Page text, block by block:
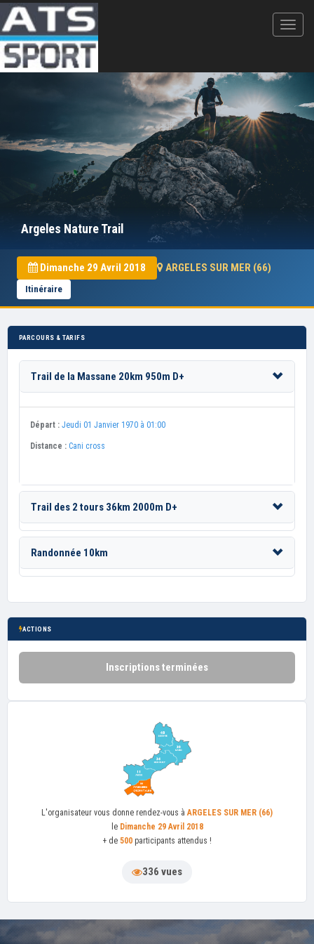
Argeles Nature Trail
Dimanche 29 Avril 2018 ARGELES SUR MER (66)
Itinéraire
PARCOURS & TARIFS
Trail de la Massane 20km 950m D+
Départ : Jeudi 01 Janvier 1970 à 01:00
Distance : Cani cross
Trail des 2 tours 36km 2000m D+
Randonnée 10km
ACTIONS
Inscriptions terminées
L'organisateur vous donne rendez-vous àARGELES SUR MER (66)
le Dimanche 29 Avril 2018
+ de 500 participants attendus !
336 vues